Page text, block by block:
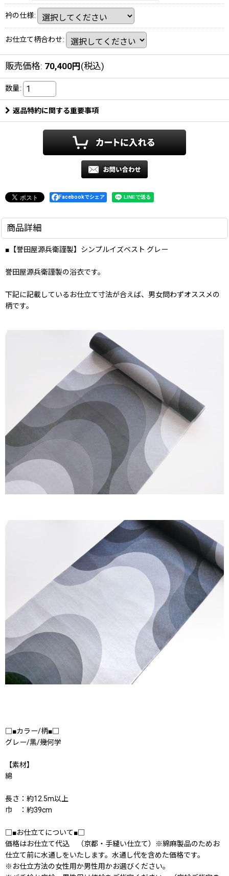
衿の仕様:
お仕立て柄合わせ:
販売価格: 70,400円(税込)
数量:
返品特約に関する重要事項
Facebookでシェア
商品詳細
■【誉田屋源兵衛謹製】シンプルイズベスト グレー
誉田屋源兵衛謹製の浴衣です。
下記に記載しているお仕立て寸法が合えば、男女問わずオススメの
柄です。
□■カラー/柄■□
グレー/黒/幾何学
【素材】
綿
長さ：約12.5m以上
巾 ：約39cm
□■お仕立てについて■□
価格はお仕立て代込 （京都・手縫い仕立て）※綿麻製品のためお
仕立て前に水通しをいたします。水通し代を含めた価格です。
※お仕立方法の女性用か男性用かお選びください。